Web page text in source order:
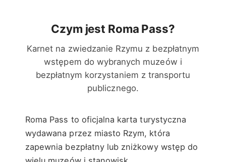
Czym jest Roma Pass?
Karnet na zwiedzanie Rzymu z bezpłatnym
wstępem do wybranych muzeów i
bezpłatnym korzystaniem z transportu
publicznego.
Roma Pass to oficjalna karta turystyczna
wydawana przez miasto Rzym, która
zapewnia bezpłatny lub zniżkowy wstęp do